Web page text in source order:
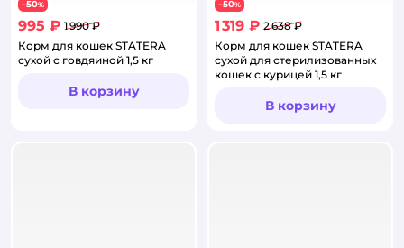
−50%
995 ₽ 1 990 ₽
Корм для кошек STATERA
сухой с говдяиной 1,5 кг
В корзину
−50%
1 319 ₽ 2 638 ₽
Корм для кошек STATERA
сухой для стерилизованных
кошек с курицей 1,5 кг
В корзину